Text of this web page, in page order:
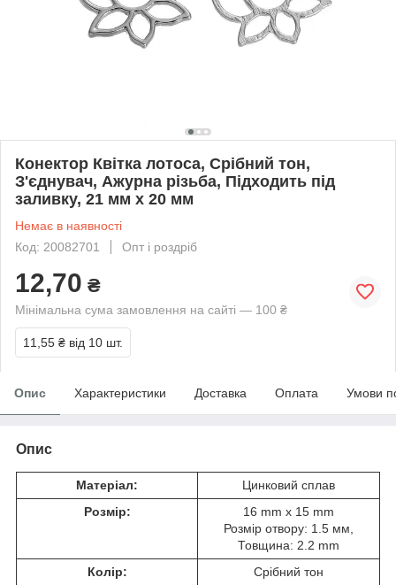
Конектор Квітка лотоса, Срібний тон,
З'єднувач, Ажурна різьба, Підходить під
заливку, 21 мм x 20 мм
Немає в наявності
Код: 20082701
Опт і роздріб
12,70 ₴
Мінімальна сума замовлення на сайті — 100 ₴
11,55 ₴ від 10 шт.
Опис Характеристики Доставка Оплата Умови
Опис
Матеріал:
Цинковий сплав
Розмір:
16 mm x 15 mm
Розмір отвору: 1.5 мм,
Товщина: 2.2 mm
Колір:
Срібний тон